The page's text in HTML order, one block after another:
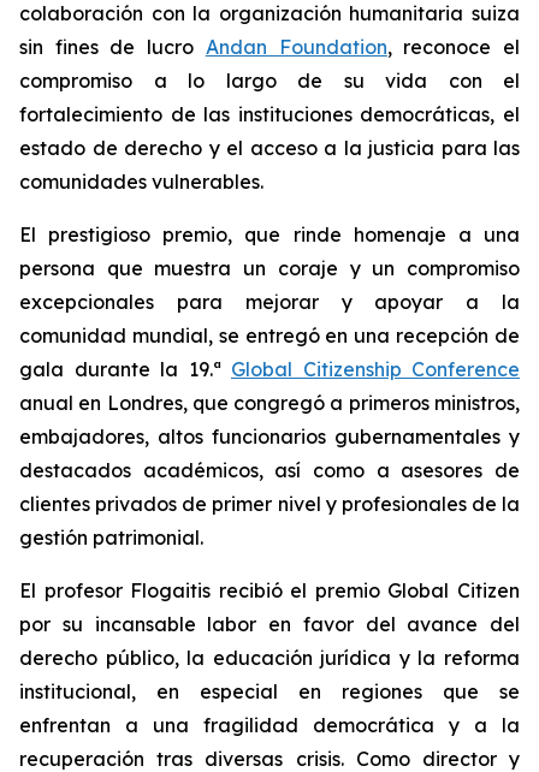
colaboración con la organización humanitaria suiza
sin fines de lucro Andan Foundation, reconoce el
compromiso a lo largo de su vida con el
fortalecimiento de las instituciones democráticas, el
estado de derecho y el acceso a la justicia para las
comunidades vulnerables.
El prestigioso premio, que rinde homenaje a una
persona que muestra un coraje y un compromiso
excepcionales para mejorar y apoyar a la
comunidad mundial, se entregó en una recepción de
gala durante la 19.ª Global Citizenship Conference
anual en Londres, que congregó a primeros ministros,
embajadores, altos funcionarios gubernamentales y
destacados académicos, así como a asesores de
clientes privados de primer nivel y profesionales de la
gestión patrimonial.
El profesor Flogaitis recibió el premio Global Citizen
por su incansable labor en favor del avance del
derecho público, la educación jurídica y la reforma
institucional, en especial en regiones que se
enfrentan a una fragilidad democrática y a la
recuperación tras diversas crisis. Como director y